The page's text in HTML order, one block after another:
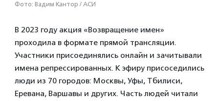
Фото: Вадим Кантор / АСИ
В 2023 году акция «Возвращение имен»
проходила в формате прямой трансляции.
Участники присоединялись онлайн и зачитывали
имена репрессированных. К эфиру присоседились
люди из 70 городов: Москвы, Уфы, Тбилиси,
Еревана, Варшавы и других. Часть людей читали